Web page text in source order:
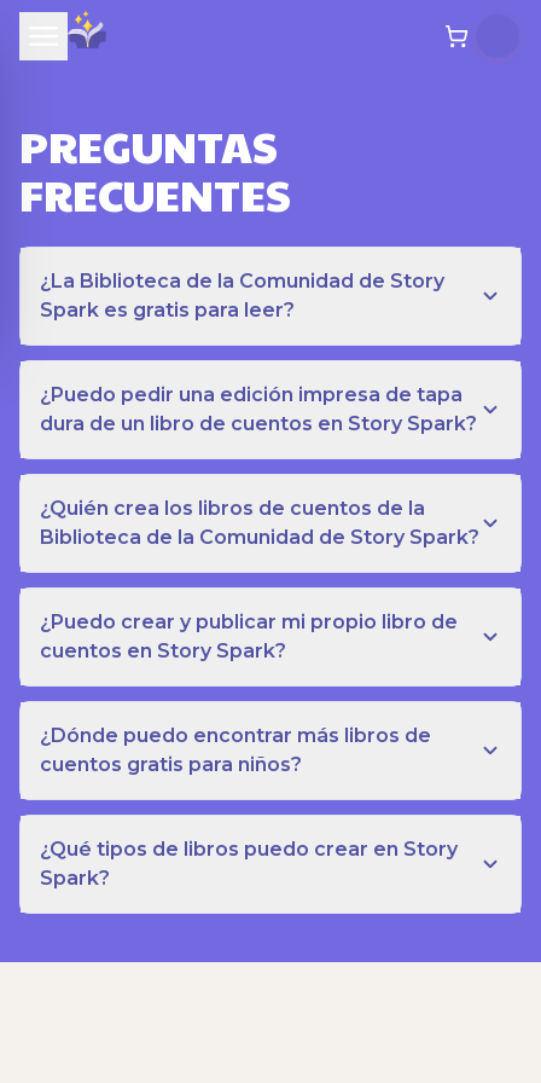
PREGUNTAS
FRECUENTES
¿La Biblioteca de la Comunidad de Story
Spark es gratis para leer?
¿Puedo pedir una edición impresa de tapa
dura de un libro de cuentos en Story Spark?
¿Quién crea los libros de cuentos de la
Biblioteca de la Comunidad de Story Spark?
¿Puedo crear y publicar mi propio libro de
cuentos en Story Spark?
¿Dónde puedo encontrar más libros de
cuentos gratis para niños?
¿Qué tipos de libros puedo crear en Story
Spark?